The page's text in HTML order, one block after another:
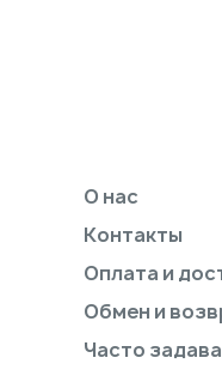
О нас
Контакты
Оплата и
Обмен и
Часто